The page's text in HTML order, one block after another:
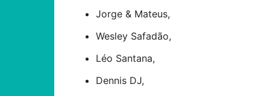
Jorge & Mateus,
Wesley Safadão,
Léo Santana,
Dennis DJ,